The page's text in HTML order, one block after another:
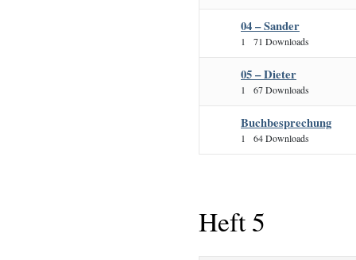
04 – Sander
1 71 Downloads
05 – Dieter
1 67 Downloads
Buchbesprechung
1 64 Downloads
Heft 5